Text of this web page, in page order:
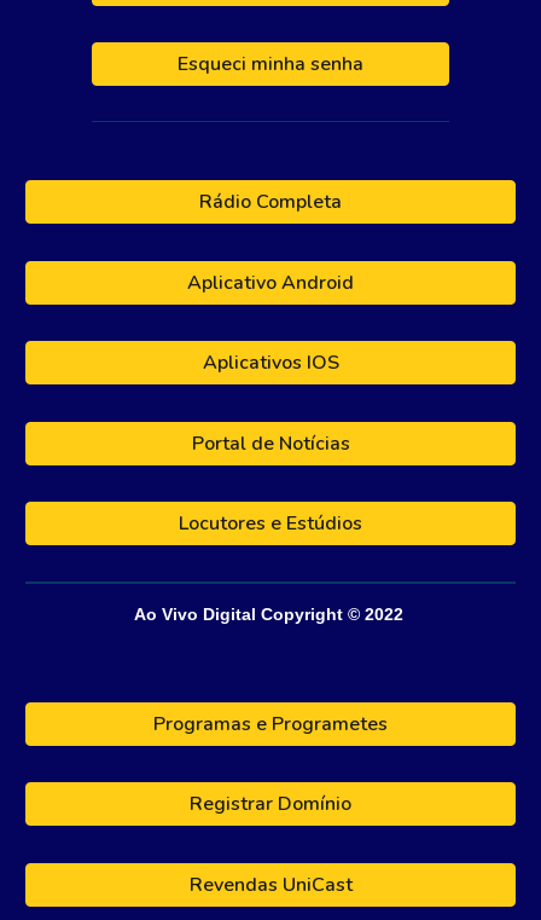
Esqueci minha senha
Rádio Completa
Aplicativo Android
Aplicativos IOS
Portal de Notícias
Locutores e Estúdios
Ao Vivo Digital Copyright © 2022
Programas e Programetes
Registrar Domínio
Revendas UniCast